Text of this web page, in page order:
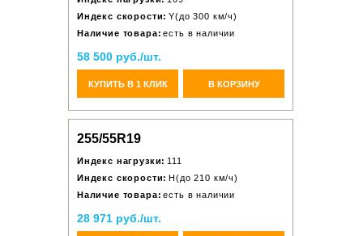
Индекс скорости: Y(до 300 км/ч)
Наличие товара: есть в наличии
58 500 руб./шт.
КУПИТЬ В 1 КЛИК В КОРЗИНУ
255/55R19
Индекс нагрузки: 111
Индекс скорости: H(до 210 км/ч)
Наличие товара: есть в наличии
28 971 руб./шт.